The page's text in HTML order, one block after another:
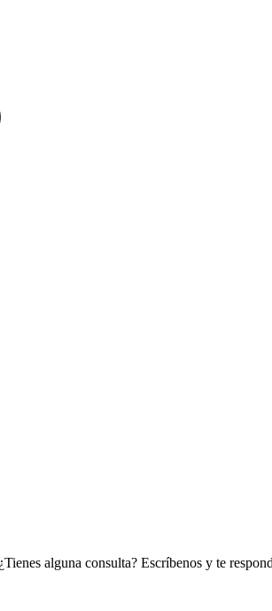
alguna consulta? Escríbenos y te